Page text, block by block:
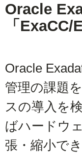
Oracle
「
Oracle
管理の課題
スの導入を
ばハードウ
張・縮小で